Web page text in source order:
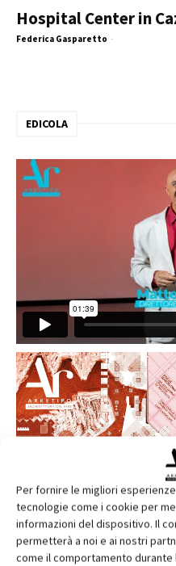
Per fornire le migliori
tecnologie come i cookie per
informazioni del dispositivo. Il
permetterà a noi e ai nostri
come il comportamento durante
Hospital Center in
Federica Gasparetto -
EDICOLA